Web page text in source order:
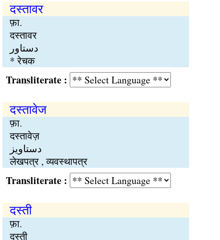
दस्तावर
फ़ा.
दस्तावर
دستاور
* रेचक
:
दस्तावेज
फ़ा.
दस्तावेज़
دستاویز
लेखपत्र , व्यवस्थापत्र
:
दस्ती
फ़ा.
दस्ती